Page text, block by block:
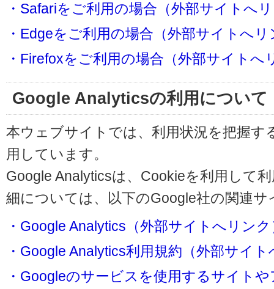
・Safariをご利用の場合（外部サイトへ
・Edgeをご利用の場合（外部サイトへリ
・Firefoxをご利用の場合（外部サイトへ
Google Analyticsの利用について
本ウェブサイトでは、利用状況を把握す
用しています。
Google Analyticsは、Cookieを利用して
細については、以下のGoogle社の関連
・Google Analytics（外部サイトへリンク
・Google Analytics利用規約（外部サイ
・Googleのサービスを使用するサイト